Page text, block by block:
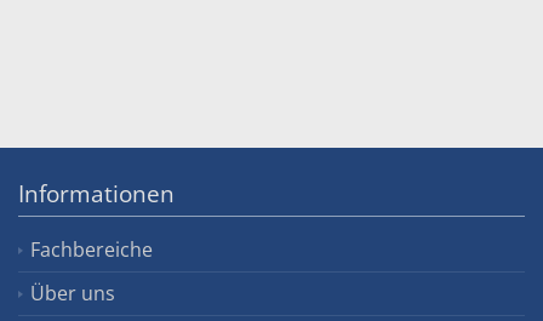
Informationen
Fachbereiche
Über uns